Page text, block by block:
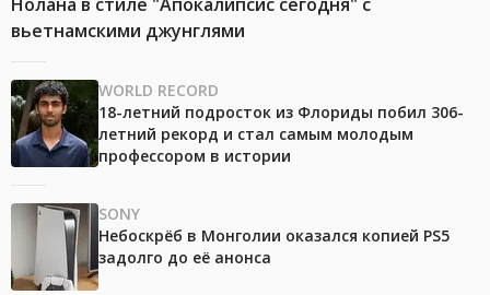
Нолана в стиле "Апокалипсис сегодня" с
вьетнамскими джунглями
WORLD RECORD
18-летний подросток из Флориды побил 306-
летний рекорд и стал самым молодым
профессором в истории
SONY
Небоскрёб в Монголии оказался копией PS5
задолго до её анонса